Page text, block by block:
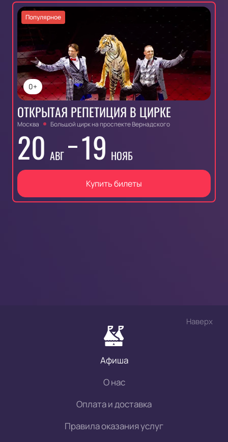
0+
Популярное
ОТКРЫТАЯ РЕПЕТИЦИЯ В ЦИРКЕ
Москва Большой цирк на проспекте Вернадского
20 АВГ 19 НОЯБ
Купить билеты
Наверх
Афиша
О нас
Оплата и доставка
Правила оказания услуг